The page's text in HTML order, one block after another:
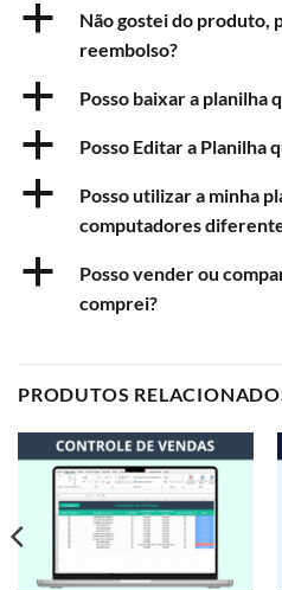
a
Não gostei do produto,
reembolso?
a Posso baixar a planilha
a Posso Editar a Planilha
a
Posso utilizar a minha
computadores
a
Posso vender ou
comprei?
PRODUTOS